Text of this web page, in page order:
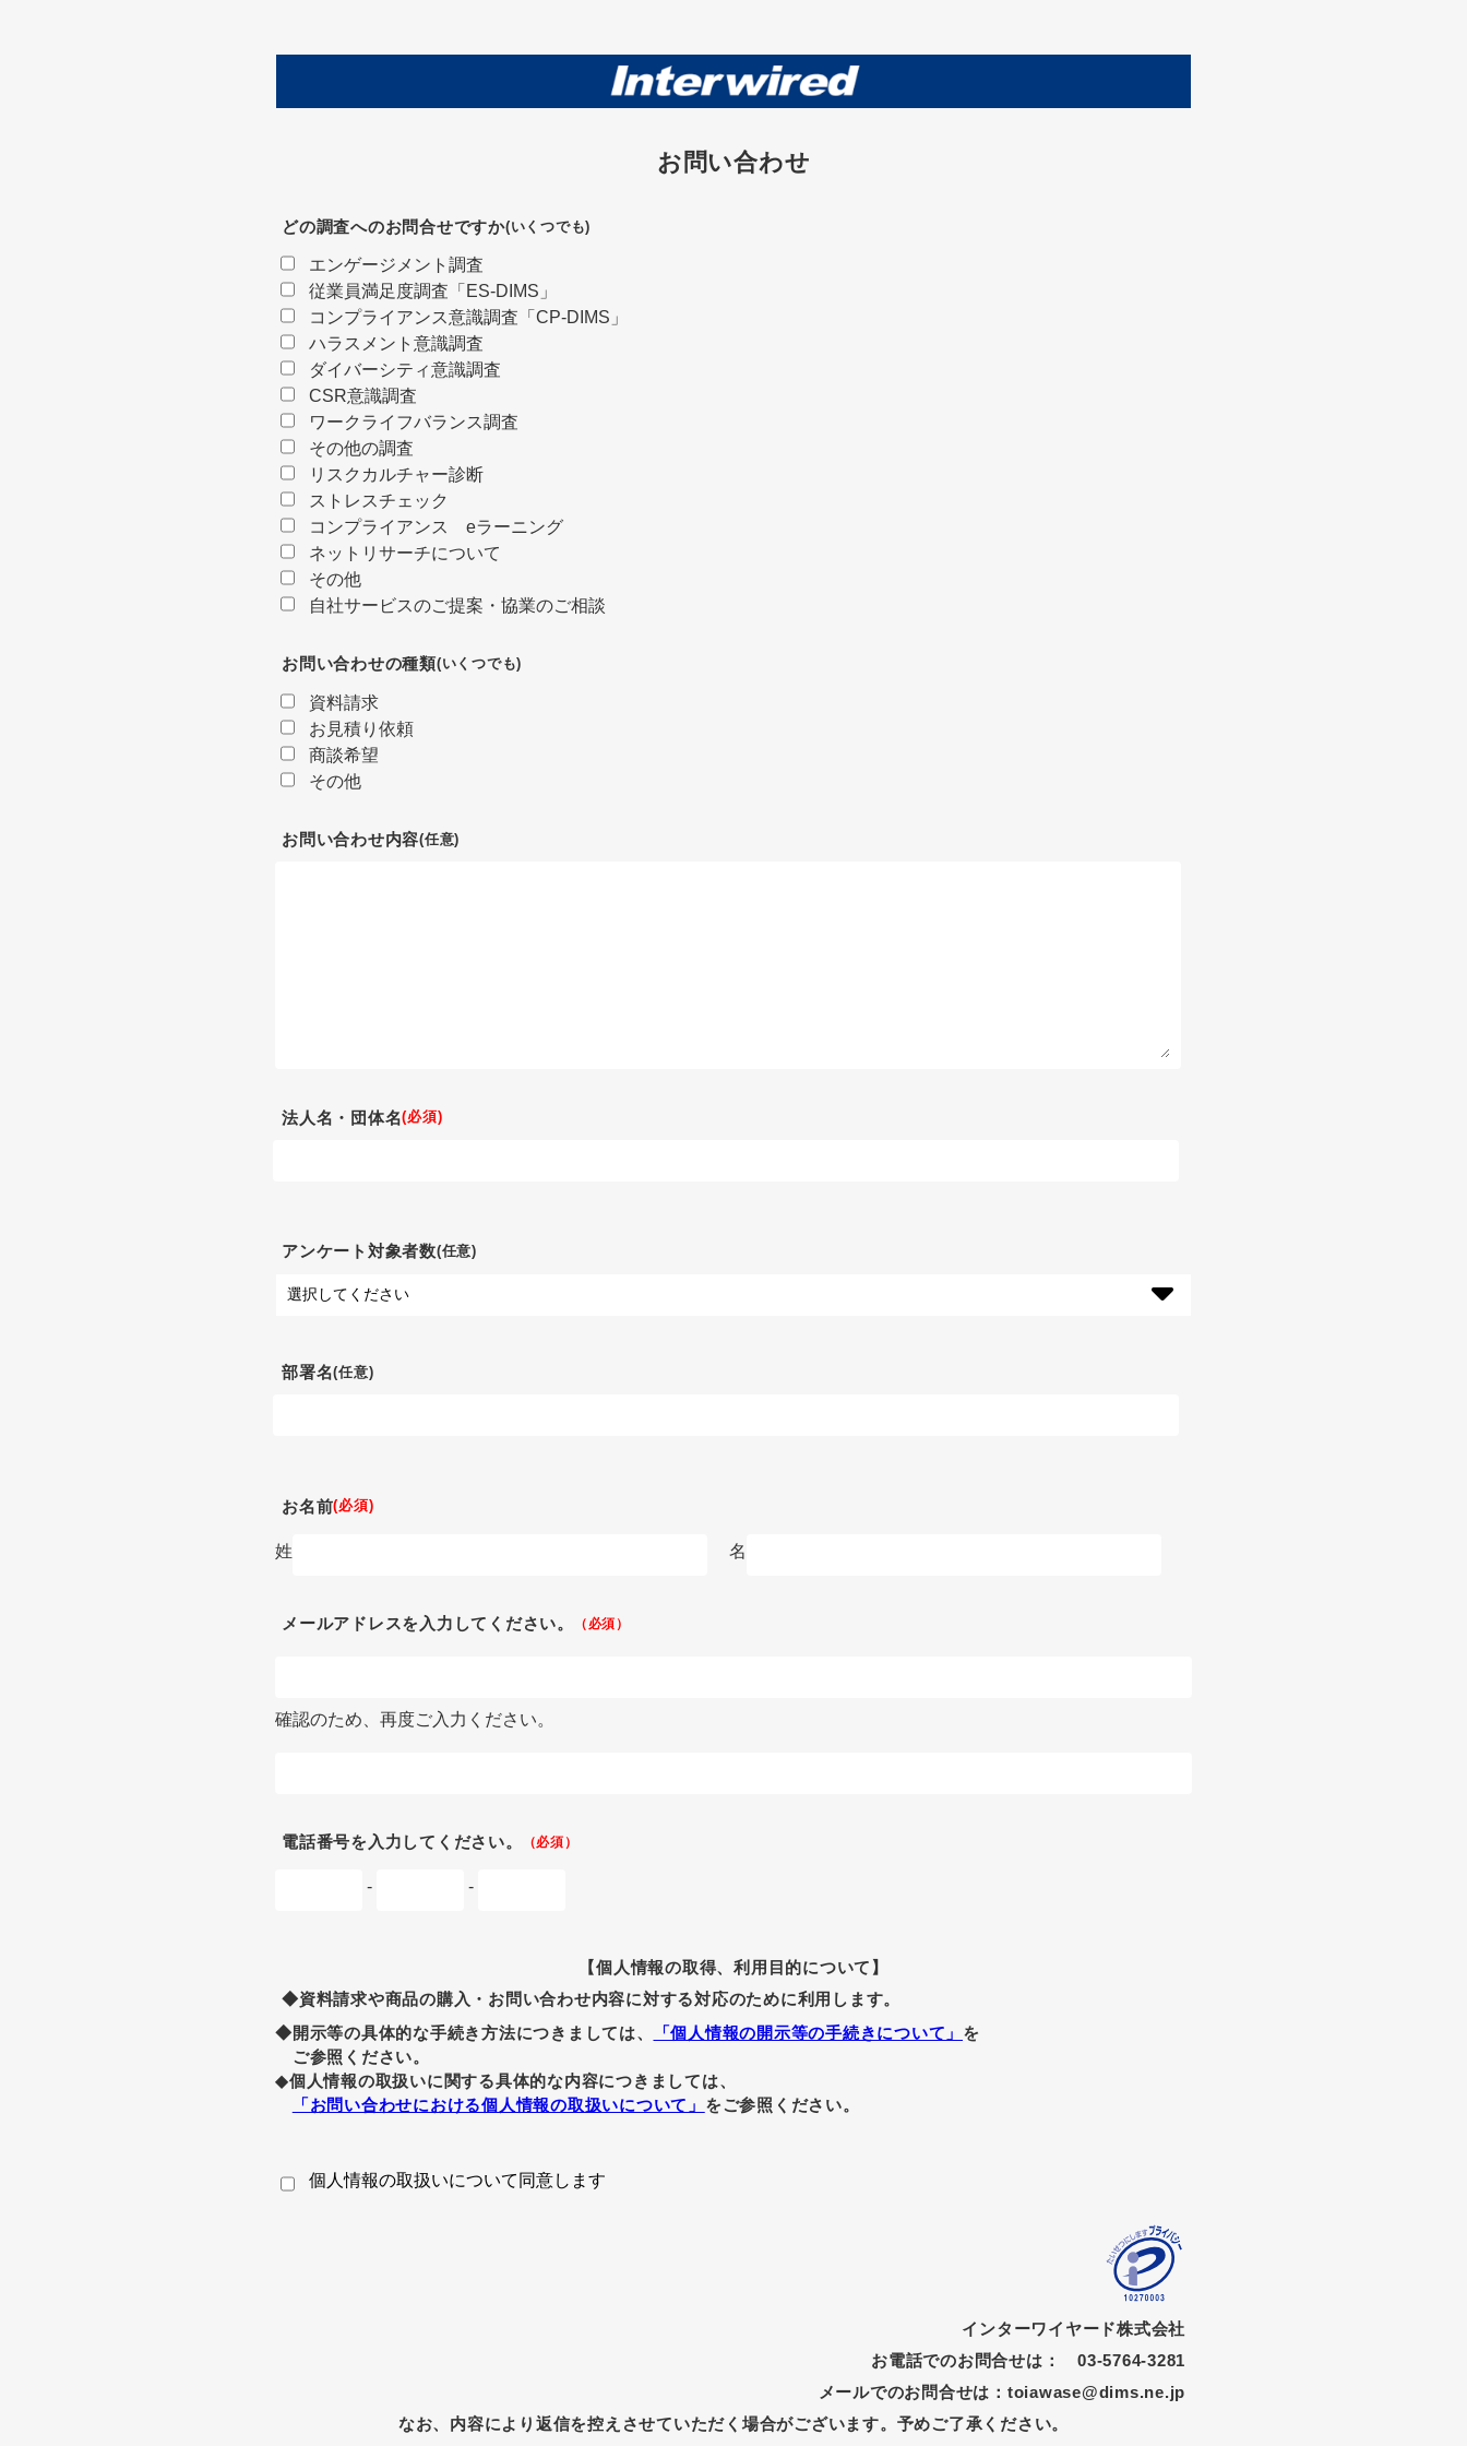
お問い合わせ
どの調査へのお問合せですか(いくつでも)
エンゲージメント調査
従業員満足度調査「ES-DIMS」
コンプライアンス意識調査「CP-DIMS」
ハラスメント意識調査
ダイバーシティ意識調査
CSR意識調査
ワークライフバランス調査
その他の調査
リスクカルチャー診断
ストレスチェック
コンプライアンス eラーニング
ネットリサーチについて
その他
自社サービスのご提案・協業のご相談
お問い合わせの種類(いくつでも)
資料請求
お見積り依頼
商談希望
その他
お問い合わせ内容(任意)
法人名・団体名(必須)
アンケート対象者数(任意)
部署名(任意)
お名前(必須)
姓 名
メールアドレスを入力してください。 （必須）
確認のため、再度ご入力ください。
電話番号を入力してください。 （必須）
- -
【個人情報の取得、利用目的について】
◆資料請求や商品の購入・お問い合わせ内容に対する対応のために利用します。
◆開示等の具体的な手続き方法につきましては、
「個人情報の開示等の手続きについて」 を
ご参照ください。
◆個人情報の取扱いに関する具体的な内容につきましては、
「お問い合わせにおける個人情報の取扱いについて」 をご参照ください。
個人情報の取扱いについて同意します
インターワイヤード株式会社
お電話でのお問合せは： 03-5764-3281
メールでのお問合せは：toiawase@dims.ne.jp
なお、内容により返信を控えさせていただく場合がございます。予めご了承ください。